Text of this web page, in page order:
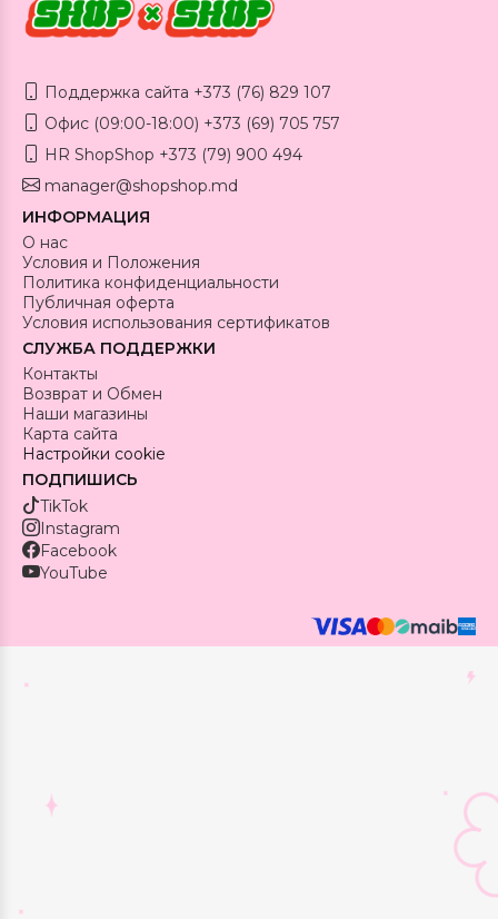
Поддержка сайта +373 (76) 829 107
Офис (09:00-18:00) +373 (69) 705 757
HR ShopShop +373 (79) 900 494
manager@shopshop.md
ИНФОРМАЦИЯ
О нас
Условия и Положения
Политика конфиденциальности
Публичная оферта
Условия использования сертификатов
СЛУЖБА ПОДДЕРЖКИ
Контакты
Возврат и Обмен
Наши магазины
Карта сайта
Настройки cookie
ПОДПИШИСЬ
TikTok
Instagram
Facebook
YouTube